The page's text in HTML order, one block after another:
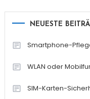
NEUESTE
Smartphone-
WLAN oder
SIM-Karten-